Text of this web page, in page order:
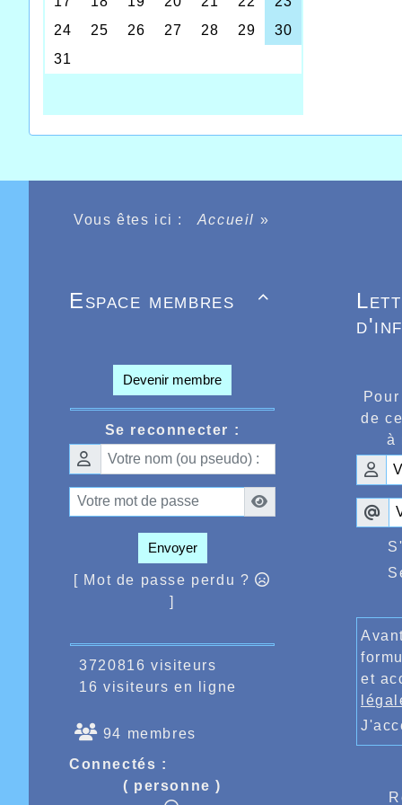
Pas
en
courir
Une
en
800m
plus
èmede
Anvers.
Très
alors
Vous êtes ici : Accueil »

Espace membres
Devenir membre
Se reconnecter :
Envoyer
[ Mot de passe perdu ?
]
3720816 visiteurs
16 visiteurs en ligne
94 membres
Connectés :
( personne )
de
à
et